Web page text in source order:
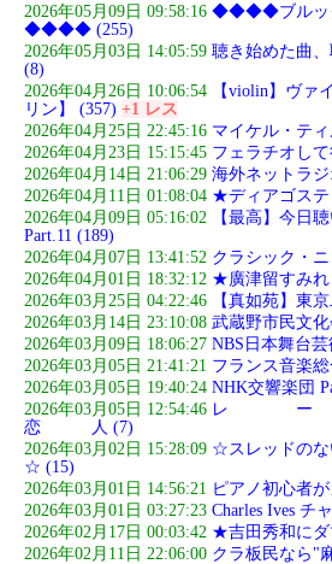
2026年05月09日 09:58:16 ◆◆◆◆ブルック
◆◆◆◆ (255)
2026年05月03日 14:05:59 聴き始めた曲
(8)
2026年04月26日 10:06:54
【violin】ヴァ
リン】 (357) +1 レス
2026年04月25日 22:45:16 マイケル・テ
2026年04月23日 15:15:45 フェラチオし
2026年04月14日 21:06:29 海外ネットラ
2026年04月11日 01:08:04 ★ディアゴステ
2026年04月09日 05:16:02
【最高】今日
Part.11 (189)
2026年04月07日 13:41:52 クラシック・
2026年04月01日 18:32:12 ★廣津留すみれ
2026年03月25日 04:22:46
【真如苑】東
2026年03月14日 23:10:08 武蔵野市民文化
2026年03月09日 18:06:27 NBS日本舞台
2026年03月05日 21:41:21 フランス音楽
2026年03月05日 19:40:24 NHK交響楽団
2026年03月05日 12:54:46 レ
恋 人 (7)
2026年03月02日 15:28:09 ☆スレッドのな
☆ (15)
2026年03月01日 14:56:21 ピアノ初心者
2026年03月01日 03:27:23 Charles Ives チ
2026年02月17日 00:03:42 ★吉田秀和にダ
2026年02月11日 22:06:00 クラ板民なら"